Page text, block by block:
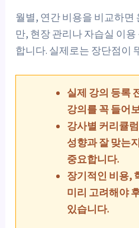
월별, 연간 비용을 비교하면
만, 현장 관리나 자습실 이
합니다. 실제로는 장단점이
실제 강의 등록
강의를 꼭 들어
강사별 커리큘
성향과 잘 맞는
중요합니다.
장기적인 비용,
미리 고려해야
있습니다.